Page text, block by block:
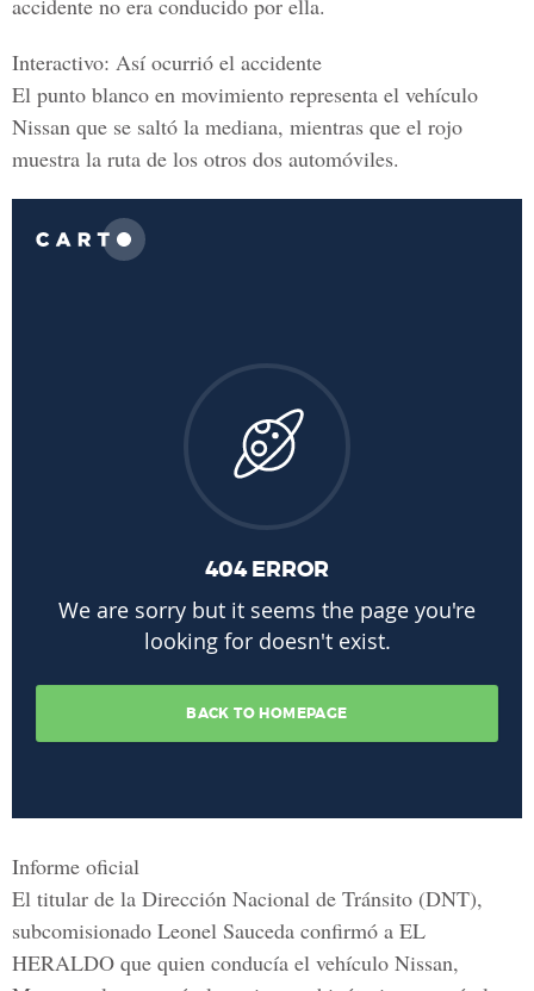
accidente no era conducido por ella.
Interactivo: Así ocurrió el accidente
El punto blanco en movimiento representa el vehículo
Nissan que se saltó la mediana, mientras que el rojo
muestra la ruta de los otros dos automóviles.
Informe oficial
El titular de la Dirección Nacional de Tránsito (DNT),
subcomisionado Leonel Sauceda confirmó a EL
HERALDO que quien conducía el vehículo Nissan,